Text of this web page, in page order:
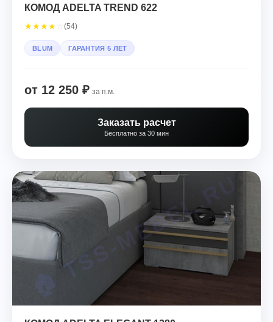
КОМОД ADELTA TREND 622
★★★★ (54)
BLUM ГАРАНТИЯ 5 ЛЕТ
от 12 250 ₽ за п.м.
Заказать расчет
Бесплатно за 30 мин